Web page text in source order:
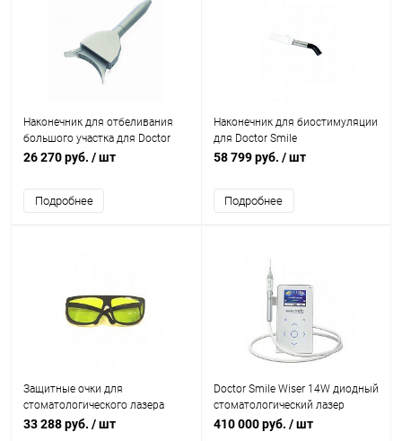
Наконечник для отбеливания
большого участка для Doctor
Smile
26 270 руб. / шт
Подробнее
Наконечник для биостимуляции
для Doctor Smile
58 799 руб. / шт
Подробнее
Защитные очки для
стоматологического лазера
Doctor Smile Wiser
33 288 руб. / шт
Doctor Smile Wiser 14W диодный
стоматологический лазер
410 000 руб. / шт